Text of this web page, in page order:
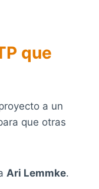
que
a un
que otras
Ari Lemmke.